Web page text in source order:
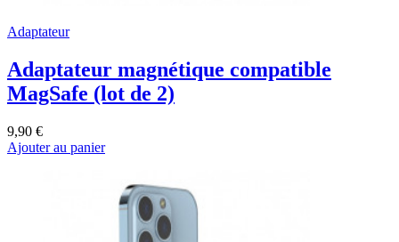
Adaptateur
Adaptateur magnétique compatible
MagSafe (lot de 2)
9,90 €
Ajouter au panier